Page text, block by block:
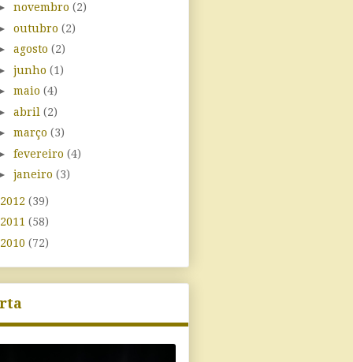
novembro (2)
outubro (2)
agosto (2)
junho (1)
maio (4)
abril (2)
março (3)
fevereiro (4)
janeiro (3)
2012 (39)
2011 (58)
2010 (72)